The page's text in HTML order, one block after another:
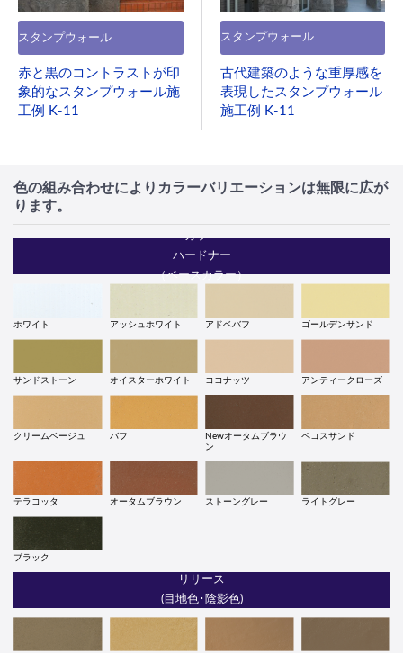
スタンプウォール
赤と黒のコントラストが印
象的なスタンプウォール施
工例 K-11
スタンプウォール
古代建築のような重厚感を
表現したスタンプウォール
施工例 K-11
色の組み合わせによりカラーバリエーションは無限に広が
ります。
カラー
ハードナー
（ベースカラー）
ホワイト アッシュホワイト アドベバフ ゴールデンサンド
サンドストーン オイスターホワイト ココナッツ アンティークローズ
クリームベージュ バフ
Newオータムブラウ
ン
ペコスサンド
テラコッタ オータムブラウン ストーングレー ライトグレー
ブラック
リリース
(目地色･陰影色)